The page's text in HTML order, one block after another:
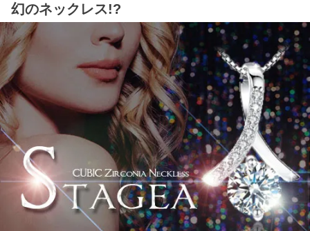
幻のネックレス!?